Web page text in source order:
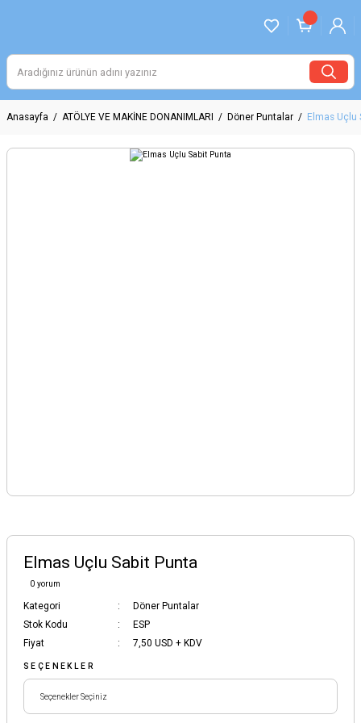
Anasayfa ATÖLYE VE MAKİNE DONANIMLARI Döner Puntalar Elmas Uçlu
Elmas Uçlu Sabit Punta
0 yorum
Kategori
Döner Puntalar
Stok Kodu
ESP
Fiyat
7,50 USD + KDV
SEÇENEKLER